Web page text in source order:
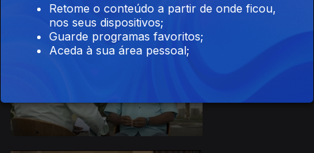
Retome o conteúdo a partir de onde ficou,
nos seus dispositivos;
Guarde programas favoritos;
Aceda à sua área pessoal;